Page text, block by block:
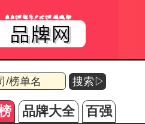
搜索▷
品牌大全 百强